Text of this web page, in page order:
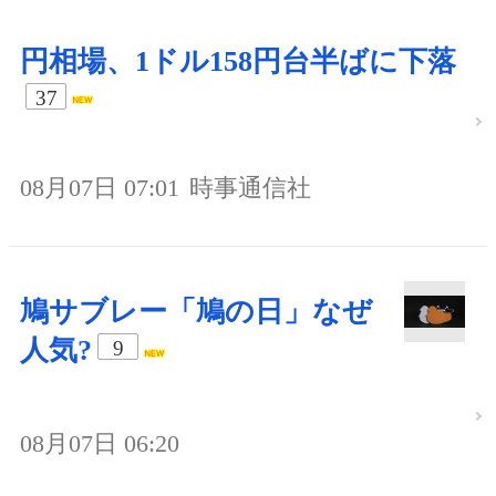
円相場、1ドル158円台半ばに下落
37
08月07日 07:01 時事通信社
鳩サブレー「鳩の日」なぜ
人気?
9
08月07日 06:20